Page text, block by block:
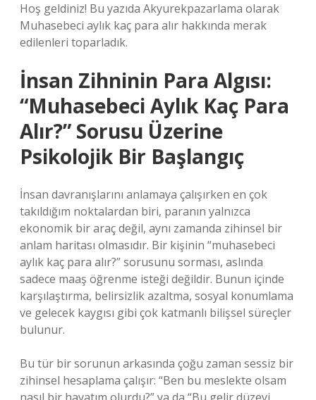
Hoş geldiniz! Bu yazıda Akyurekpazarlama olarak
Muhasebeci aylık kaç para alır hakkında merak
edilenleri toparladık.
İnsan Zihninin Para Algısı:
“Muhasebeci Aylık Kaç Para
Alır?” Sorusu Üzerine
Psikolojik Bir Başlangıç
İnsan davranışlarını anlamaya çalışırken en çok
takıldığım noktalardan biri, paranın yalnızca
ekonomik bir araç değil, aynı zamanda zihinsel bir
anlam haritası olmasıdır. Bir kişinin “muhasebeci
aylık kaç para alır?” sorusunu sorması, aslında
sadece maaş öğrenme isteği değildir. Bunun içinde
karşılaştırma, belirsizlik azaltma, sosyal konumlama
ve gelecek kaygısı gibi çok katmanlı bilişsel süreçler
bulunur.
Bu tür bir sorunun arkasında çoğu zaman sessiz bir
zihinsel hesaplama çalışır: “Ben bu meslekte olsam